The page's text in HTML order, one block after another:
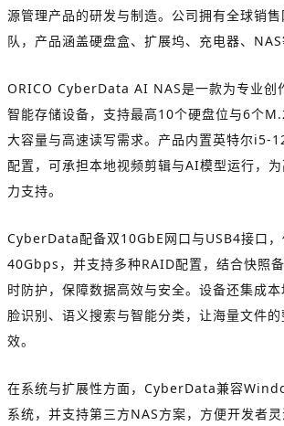
源管理产品的研发与制造。公司拥有全球销
队，产品涵盖硬盘盒、扩展坞、充电器、NAS
ORICO CyberData AI NAS是一款为专业创
智能存储设备，支持最高10个硬盘位与6个
大容量与高速读写需求。产品内置英特尔i5-
配置，可承担本地视频剪辑与AI模型运行，
力支持。
CyberData配备双10GbE网口与USB4接口
40Gbps，并支持多种RAID配置，结合快照
时防护，保障数据高效与安全。设备还集成
脸识别、语义搜索与智能分类，让海量文件
效。
在系统与扩展性方面，CyberData兼容
系统，并支持第三方NAS方案，方便开发者